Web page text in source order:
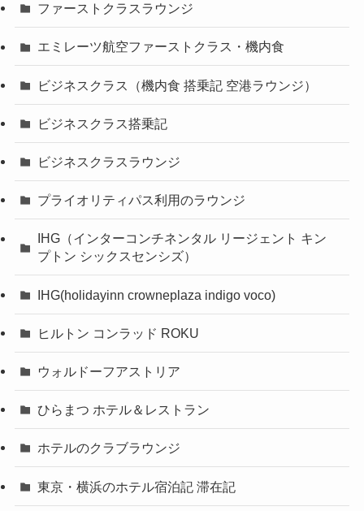
ファーストクラスラウンジ
エミレーツ航空ファーストクラス・機内食
ビジネスクラス（機内食 搭乗記 空港ラウンジ）
ビジネスクラス搭乗記
ビジネスクラスラウンジ
プライオリティパス利用のラウンジ
IHG（インターコンチネンタル リージェント キン
プトン シックスセンシズ）
IHG(holidayinn crowneplaza indigo voco)
ヒルトン コンラッド ROKU
ウォルドーフアストリア
ひらまつ ホテル＆レストラン
ホテルのクラブラウンジ
東京・横浜のホテル宿泊記 滞在記